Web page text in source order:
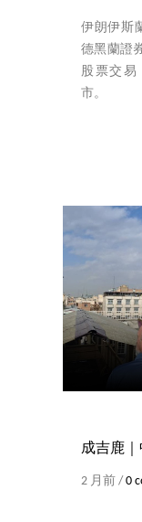
伊朗伊斯
德黑蘭證
股票交易
市。
成吉鹿
2 月前 /0